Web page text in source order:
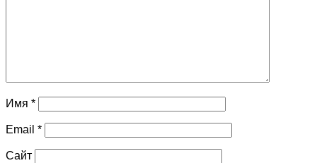
Имя *
Email *
Сайт